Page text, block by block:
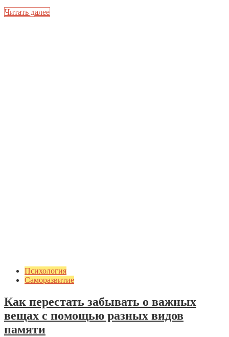
Читать далее
Психология
Саморазвитие
Как перестать забывать о важных
вещах с помощью разных видов
памяти